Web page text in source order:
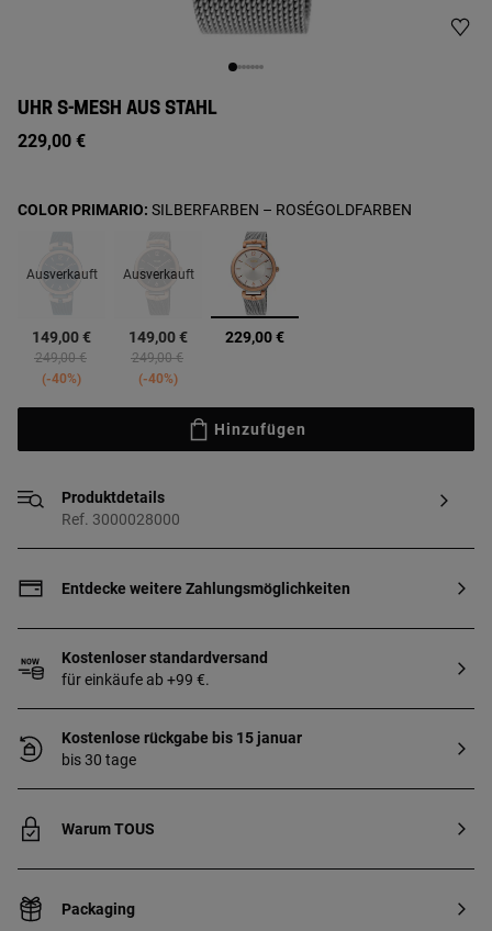
UHR S-MESH AUS STAHL
229,00 €
Ausverkauft
149,00 €
Price reduced from
249,00 €to
-40%
Ausverkauft
149,00 €
Price reduced from
249,00 €to
-40%
Ausgewählt
229,00 €
COLOR PRIMARIO: SILBERFARBEN – ROSÉGOLDFARBEN
Hinzufügen
Produktdetails
Ref. 3000028000
Entdecke weitere Zahlungsmöglichkeiten
Kostenloser standardversand
für einkäufe ab +99 €.
Kostenlose rückgabe bis 15 januar
bis 30 tage
Warum TOUS
Packaging